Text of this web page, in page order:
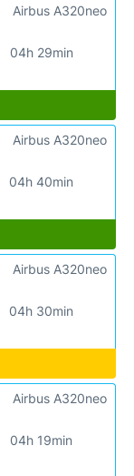
04h 29min
Airbus A320neo
04h 40min
Airbus A320neo
04h 30min
Airbus A320neo
04h 19min
Airbus A320neo